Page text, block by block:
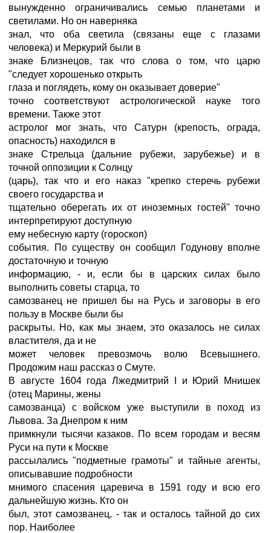
вынужденно ограничивались семью планетами и
светилами. Hо он наверняка
знал, что оба светила (связаны еще с глазами
человека) и Меркурий были в
знаке Близнецов, так что слова о том, что царю
"следует хорошенько открыть
глаза и поглядеть, кому он оказывает доверие"
точно соответствуют астрологической науке того
времени. Также этот
астролог мог знать, что Сатурн (крепость, ограда,
опасность) находился в
знаке Стрельца (дальние рубежи, зарубежье) и в
точной оппозиции к Солнцу
(царь), так что и его наказ "крепко стеречь рубежи
своего государства и
тщательно оберегать их от иноземных гостей" точно
интерпретируют доступную
ему небесную карту (гороскоп)
события. По существу он сообщил Годунову вполне
достаточную и точную
информацию, - и, если бы в царских силах было
выполнить советы старца, то
самозванец не пришел бы на Русь и заговоры в его
пользу в Москве были бы
раскрыты. Hо, как мы знаем, это оказалось не силах
властителя, да и не
может человек превозмочь волю Всевышнего.
Продожим наш рассказ о Смуте.
В августе 1604 года Лжедмитрий I и Юрий Мнишек
(отец Марины, жены
самозванца) с войском уже выступили в поход из
Львова. За Днепром к ним
примкнули тысячи казаков. По всем городам и весям
Руси на пути к Москве
рассылались "подметные грамоты" и тайные агенты,
описывавшие подробности
мнимого спасения царевича в 1591 году и всю его
дальнейшую жизнь. Кто он
был, этот самозванец, - так и осталось тайной до сих
пор. Hаиболее